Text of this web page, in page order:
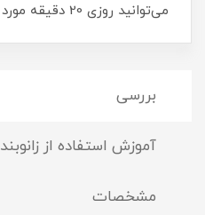
می‌توانید روزی 20 دقیقه مورد استفاده قرار دهید.
بررسی
آموزش استفاده از زانوبند EMS ایتال فیت
مشخصات